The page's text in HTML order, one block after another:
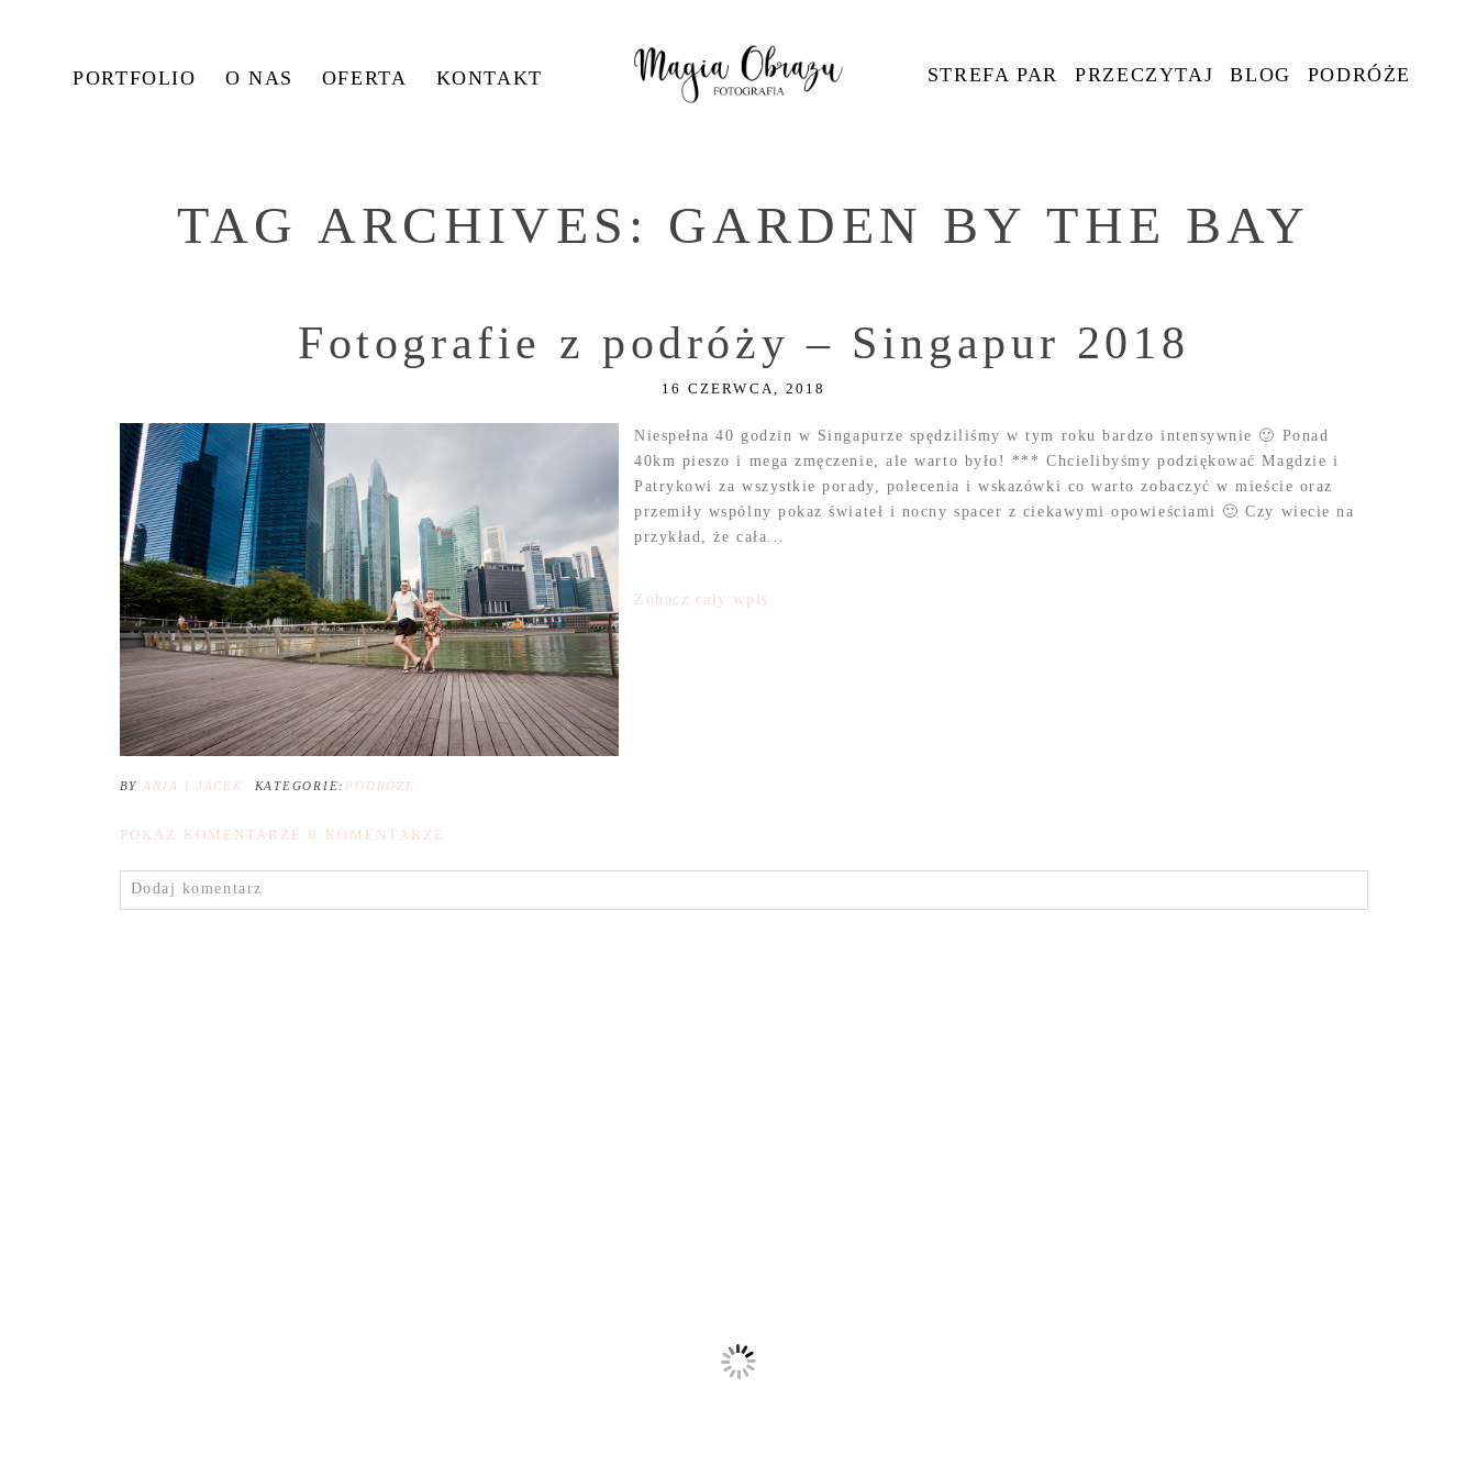
PORTFOLIO O NAS OFERTA KONTAKT STREFA PAR PRZECZYTAJ BLOG PODRÓŻE
TAG ARCHIVES: GARDEN BY THE BAY
Fotografie z podróży – Singapur 2018
16 CZERWCA, 2018
Niespełna 40 godzin w Singapurze spędziliśmy w tym roku bardzo intensywnie 🙂 Ponad
40km pieszo i mega zmęczenie, ale warto było! *** Chcielibyśmy podziękować Magdzie i
Patrykowi za wszystkie porady, polecenia i wskazówki co warto zobaczyć w mieście oraz
przemiły wspólny pokaz świateł i nocny spacer z ciekawymi opowieściami 🙂 Czy wiecie na
przykład, że cała...
Zobacz cały wpis
BY ANIA I JACEK KATEGORIE: PODRÓŻE
POKAŻ KOMENTARZE 0 KOMENTARZE
Dodaj komentarz